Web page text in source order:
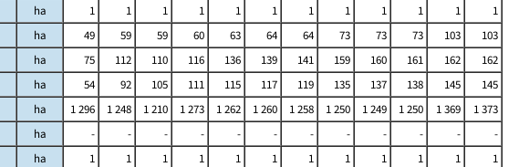
ha 1 1 1 1 1 1 1 1 1 1 1
1
ha 49 59 59 60 63 64 64 73 73 73 103
103
ha 75 112 110 116 136 139 141 159 160 161 162
162
ha 54 92 105 111 115 117 119 135 137 138 145
145
ha 1 296 1 248 1 210 1 273 1 262 1 260 1 258 1 250 1 249 1 250 1 369
1 373
ha - - - - - - - - - - -
-
ha 1 1 1 1 1 1 1 1 1 1 1
1